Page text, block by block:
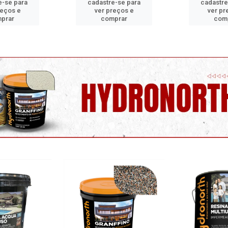
se para
e
cadastre-se para
ver preços e
comprar
ver